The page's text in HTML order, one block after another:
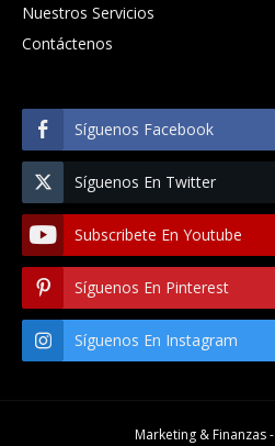
Nuestros Servicios
Contáctenos
Síguenos Facebook
Síguenos En Twitter
Subscribete En Youtube
Síguenos En Pinterest
Síguenos En Instagram
Marketing & Finanzas -